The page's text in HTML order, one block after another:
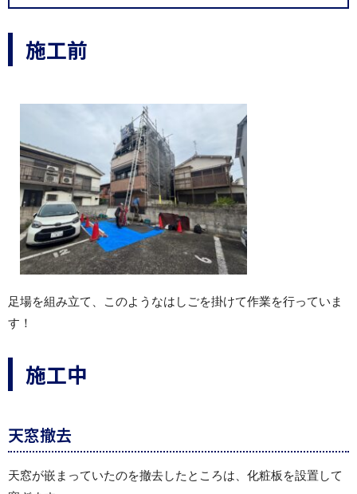
施工前
足場を組み立て、このようなはしごを掛けて作業を行っていま
す！
施工中
天窓撤去
天窓が嵌まっていたのを撤去したところは、化粧板を設置して